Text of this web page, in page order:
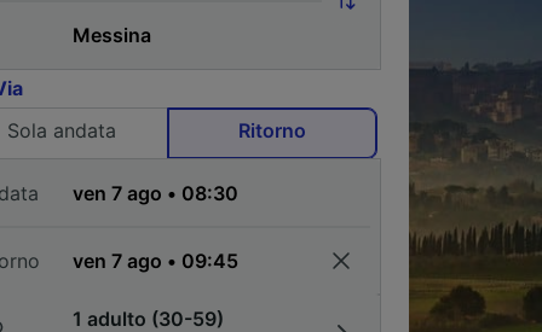
Sola andata
Ritorno
1 adulto (30-59)